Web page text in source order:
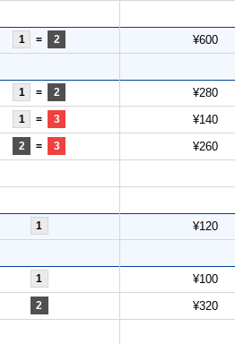
1 = 2 ¥600
1 = 2 ¥280
1 = 3 ¥140
2 = 3 ¥260
1 ¥120
1 ¥100
2 ¥320